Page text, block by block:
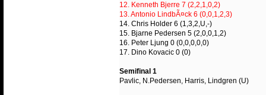
12. Kenneth Bjerre 7 (2,2,1,0,2)
13. Antonio LindbÃ¤ck 6 (0,0,1,2,3)
14. Chris Holder 6 (1,3,2,U,-)
15. Bjarne Pedersen 5 (2,0,0,1,2)
16. Peter Ljung 0 (0,0,0,0,0)
17. Dino Kovacic 0 (0)
Semifinal 1
Pavlic, N.Pedersen, Harris, Lindgren (U)